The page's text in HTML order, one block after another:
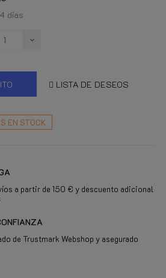
días
LISTA DE DESEOS
EN STOCK
a partir de 150 € y descuento adicional
de Trustmark Webshop y asegurado